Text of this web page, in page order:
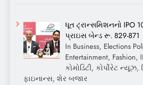
ધૂત ટ્રાન્સમિશનનો
પ્રાઇસ બેન્ડ રૂ. 829-871
In Business, Elections
Entertainment, Fashion,
કોમોડિટી, કોર્પોરેટ ન્યૂઝ,
ફાઇનાન્સ, શેર બજાર